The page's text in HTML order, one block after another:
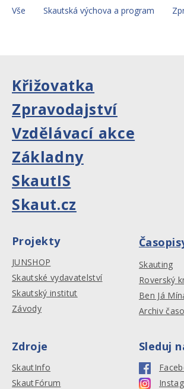
Vše Skautská výchova a program
Křižovatka
Zpravodajství
Vzdělávací akce
Základny
SkautIS
Skaut.cz
Projekty
JUNSHOP
Skautské vydavatelství
Skautský institut
Závody
Skauting
Roverský
Ben Já
Archiv
Zdroje
SkautInfo
SkautFórum
Sleduj